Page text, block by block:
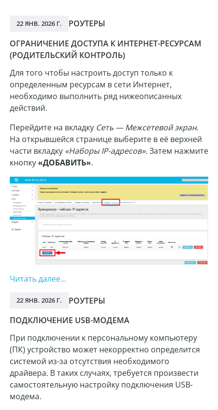
22 ЯНВ. 2026 Г.
РОУТЕРЫ
ОГРАНИЧЕНИЕ ДОСТУПА К ИНТЕРНЕТ-РЕСУРСАМ
(РОДИТЕЛЬСКИЙ КОНТРОЛЬ)
Для того чтобы настроить доступ только к
определенным ресурсам в сети Интернет,
необходимо выполнить ряд нижеописанных
действий.
Перейдите на вкладку Сеть — Межсетевой экран.
На открывшейся странице выберите в её верхней
части вкладку «Наборы IP-адресов». Затем нажмите
кнопку«ДОБАВИТЬ».
Читать далее...
22 ЯНВ. 2026 Г.
РОУТЕРЫ
ПОДКЛЮЧЕНИЕ USB-МОДЕМА
При подключении к персональному компьютеру
(ПК) устройство может некорректно определится
системой из-за отсутствия необходимого
драйвера. В таких случаях, требуется произвести
самостоятельную настройку подключения USB-
модема.